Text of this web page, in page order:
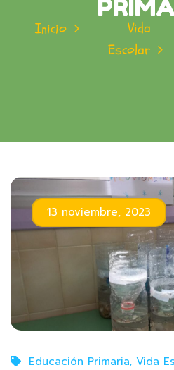
Inicio
Vida
Escolar
13 noviembre, 2023
Educación Primaria, Vida